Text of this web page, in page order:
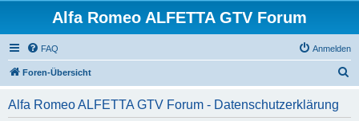
Alfa Romeo ALFETTA GTV Forum
FAQ Anmelden
Foren-Übersicht
Alfa Romeo ALFETTA GTV Forum - Datenschutzerklärung